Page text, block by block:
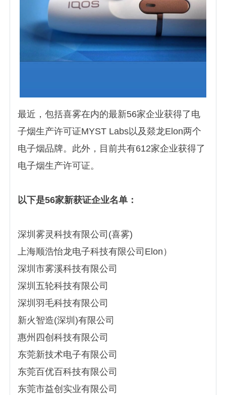
最近，包括喜雾在内的最新56家企业获得了电
子烟生产许可证MYST Labs以及燚龙Elon两个
电子烟品牌。此外，目前共有612家企业获得了
电子烟生产许可证。
以下是56家新获证企业名单：
深圳雾灵科技有限公司(喜雾)
上海顺浩怡龙电子科技有限公司Elon）
深圳市雾溪科技有限公司
深圳五轮科技有限公司
深圳羽毛科技有限公司
新火智造(深圳)有限公司
惠州四创科技有限公司
东莞新技术电子有限公司
东莞百优百科技有限公司
东莞市益创实业有限公司